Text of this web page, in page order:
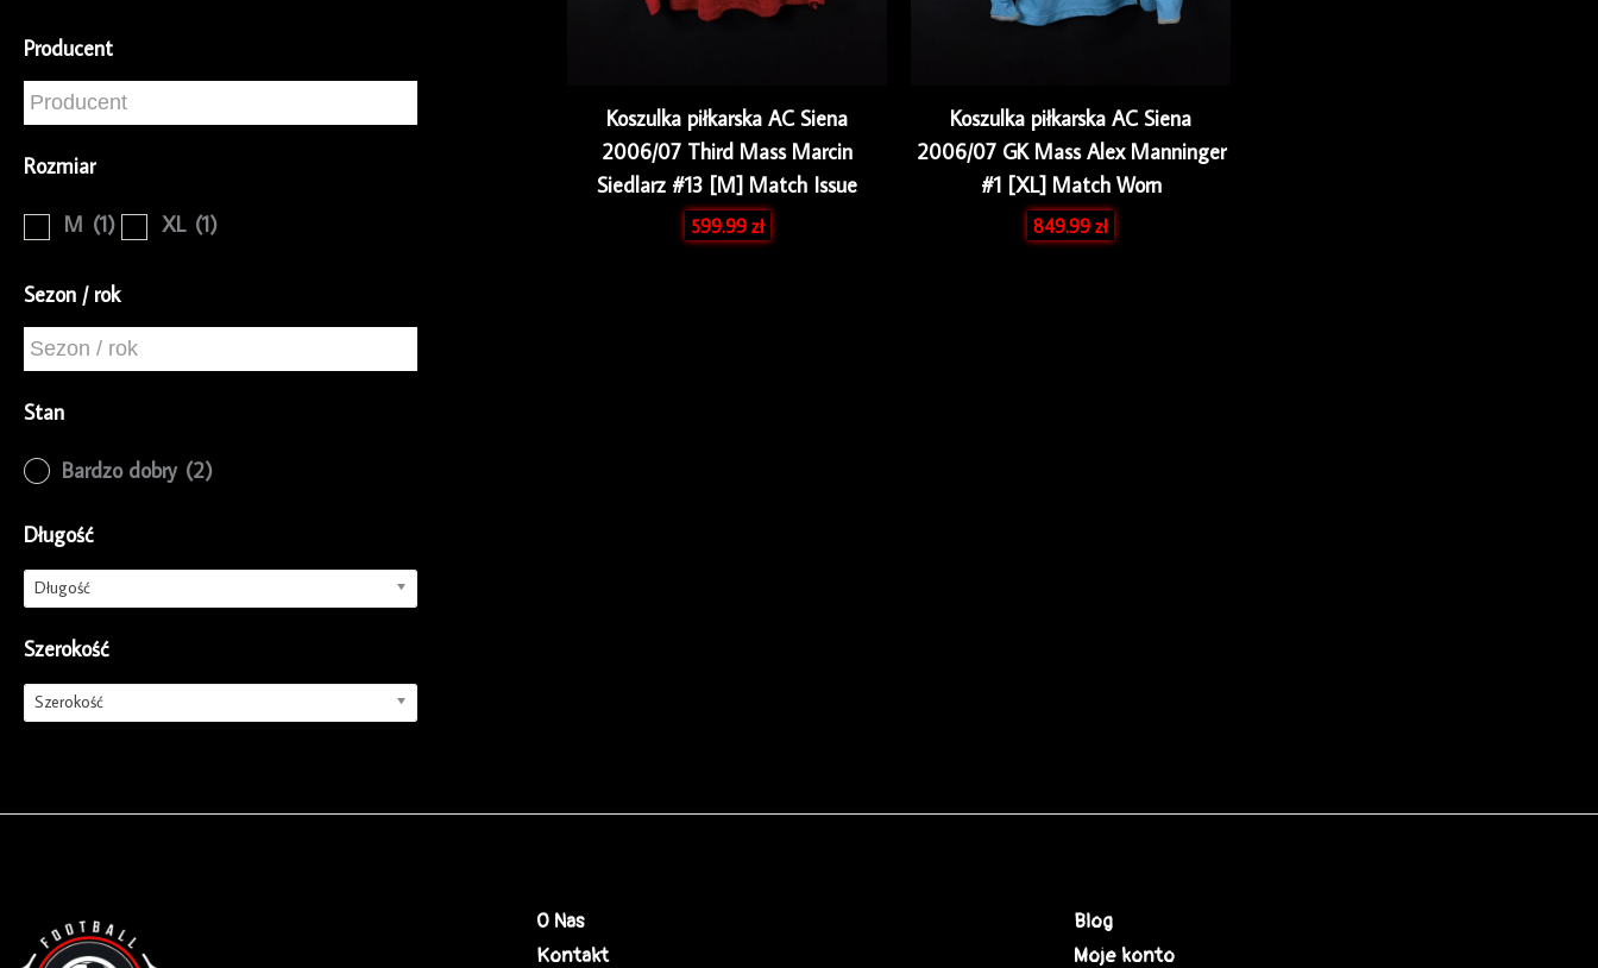
Producent
Rozmiar
M (1) XL (1)
Sezon / rok
Stan
Bardzo dobry (2)
Długość
Długość
Szerokość
Szerokość
Koszulka piłkarska AC Siena
2006/07 Third Mass Marcin
Siedlarz #13 [M] Match Issue
599.99zł
Koszulka piłkarska AC Siena
2006/07 GK Mass Alex Manninger
#1 [XL] Match Worn
849.99zł
O Nas
Kontakt
Blog
Moje konto